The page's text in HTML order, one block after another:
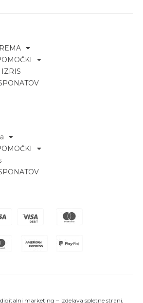
marketing – izdelava spletne strani,